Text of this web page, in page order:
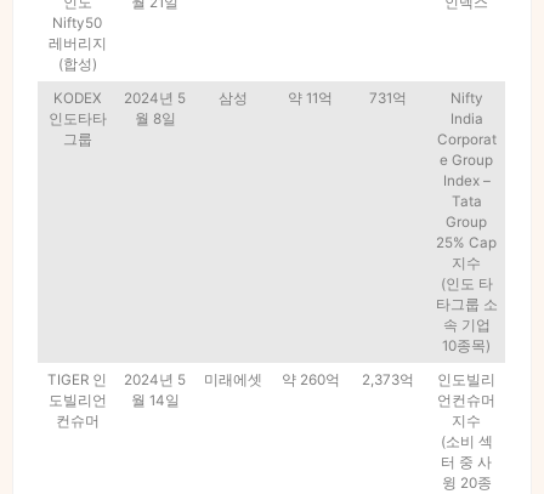
Nifty50
레버리지
(합성)
KODEX
인도타타
그룹
2024년 5
월 8일
삼성 약 11억 731억
Nifty
India
Corporat
e Group
Index –
Tata
Group
25% Cap
지수
(인도 타
타그룹 소
속 기업
10종목)
TIGER 인
도빌리언
컨슈머
2024년 5
월 14일
미래에셋 약 260억 2,373억
인도빌리
언컨슈머
지수
(소비 섹
터 중 사
윙 20종